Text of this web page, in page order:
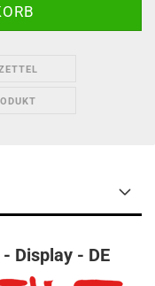
Display - DE